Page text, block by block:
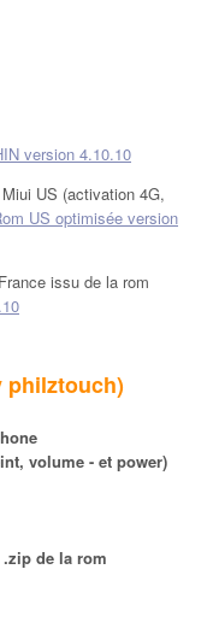
version 4.10.10
US (activation 4G,
US optimisée version
issu de la rom
philztouch)
volume - et power)
de la rom